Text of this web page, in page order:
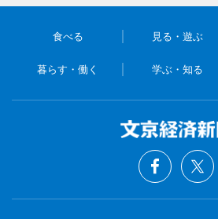
食べる 見る・遊ぶ
暮らす・働く 学ぶ・知る